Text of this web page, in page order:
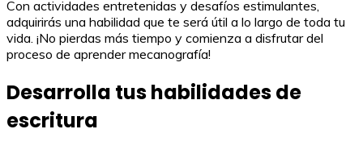
Con actividades entretenidas y desafíos estimulantes,
adquirirás una habilidad que te será útil a lo largo de toda tu
vida. ¡No pierdas más tiempo y comienza a disfrutar del
proceso de aprender mecanografía!
Desarrolla tus habilidades de
escritura